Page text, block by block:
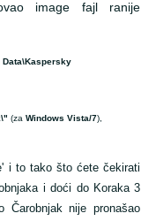
image fajl ranije
(zaWindows Vista/7),
i to tako što ćete čekirati
i doći do Koraka 3
Čarobnjak nije pronašao